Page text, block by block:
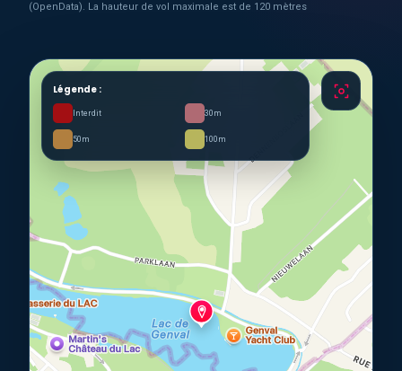
(OpenData). La hauteur de vol maximale est de 120 mètres
Légende :
Interdit 30m
50m 100m